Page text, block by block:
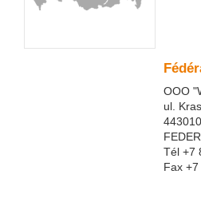
OOO
ul.
Tél +7
Fax